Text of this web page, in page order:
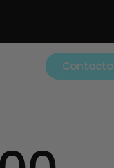
Contacto